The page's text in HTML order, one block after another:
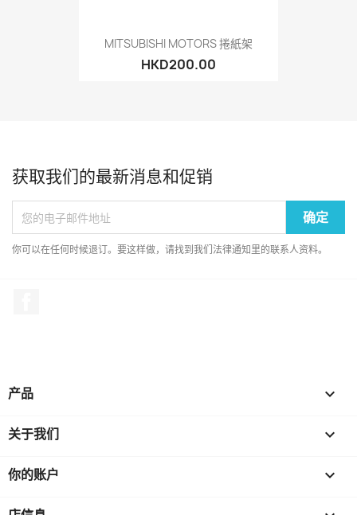
MITSUBISHI MOTORS 捲紙架
HKD200.00
获取我们的最新消息和促销
你可以在任何时候退订。要这样做，请找到我们法律通知里的联系人资料。
产品 
关于我们 
你的账户 